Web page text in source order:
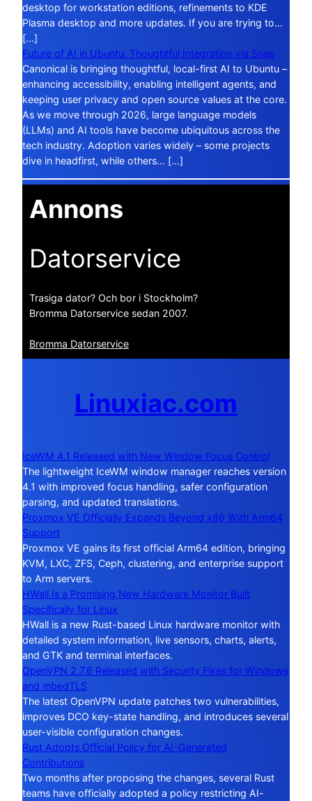
desktop for workstation editions, refinements to KDE
Plasma desktop and more updates. If you are trying to…
[…]
Future of AI in Ubuntu: Thoughtful Integration via Snap
Canonical is bringing thoughtful, local-first AI to Ubuntu –
enhancing accessibility, enabling intelligent agents, and
keeping user privacy and open source values at the core.
As we move through 2026, large language models
(LLMs) and AI tools have become ubiquitous across the
tech industry. Adoption varies widely – some projects
dive in headfirst, while others… […]
Annons
Datorservice
Trasiga dator? Och bor i Stockholm?
Bromma Datorservice sedan 2007.
Bromma Datorservice
Linuxiac.com
IceWM 4.1 Released with New Window Focus Control
The lightweight IceWM window manager reaches version
4.1 with improved focus handling, safer configuration
parsing, and updated translations.
Proxmox VE Officially Expands Beyond x86 With Arm64
Support
Proxmox VE gains its first official Arm64 edition, bringing
KVM, LXC, ZFS, Ceph, clustering, and enterprise support
to Arm servers.
HWall Is a Promising New Hardware Monitor Built
Specifically for Linux
HWall is a new Rust-based Linux hardware monitor with
detailed system information, live sensors, charts, alerts,
and GTK and terminal interfaces.
OpenVPN 2.7.6 Released with Security Fixes for Windows
and mbedTLS
The latest OpenVPN update patches two vulnerabilities,
improves DCO key-state handling, and introduces several
user-visible configuration changes.
Rust Adopts Official Policy for AI-Generated
Contributions
Two months after proposing the changes, several Rust
teams have officially adopted a policy restricting AI-